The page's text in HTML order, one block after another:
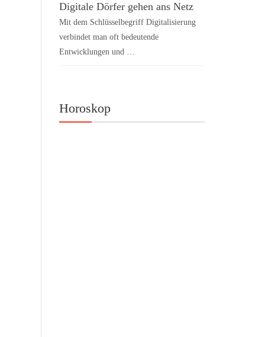
Digitale Dörfer gehen ans Netz
Mit dem Schlüsselbegriff Digitalisierung
verbindet man oft bedeutende
Entwicklungen und …
Horoskop